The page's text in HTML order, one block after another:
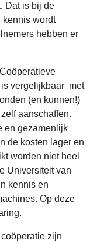
Dat is bij de
kennis wordt
hebben er
vergelijkbaar met
(en kunnen!)
aanschaffen.
en gezamenlijk
de kosten lager en
worden niet heel
Universiteit van
kennis en
Op deze
zijn